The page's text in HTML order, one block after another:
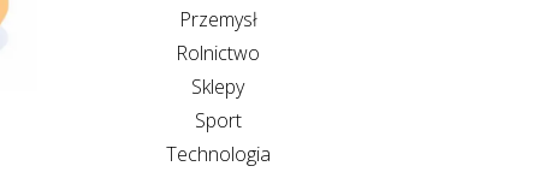
Przemysł
Rolnictwo
Sklepy
Sport
Technologia